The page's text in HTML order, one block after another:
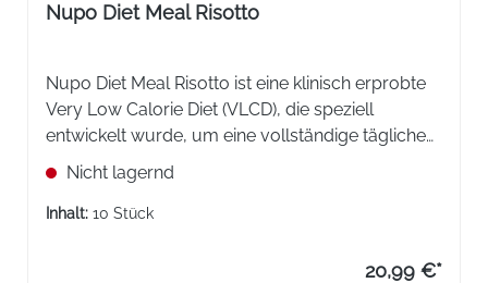
Nupo Diet Meal Risotto
Nupo Diet Meal Risotto ist eine klinisch erprobte
Very Low Calorie Diet (VLCD), die speziell
entwickelt wurde, um eine vollständige tägliche
Ernährung durch eine einfache und leichte Diät
zu ersetzen.
Nicht lagernd
Inhalt: 10 Stück
20,99 €*